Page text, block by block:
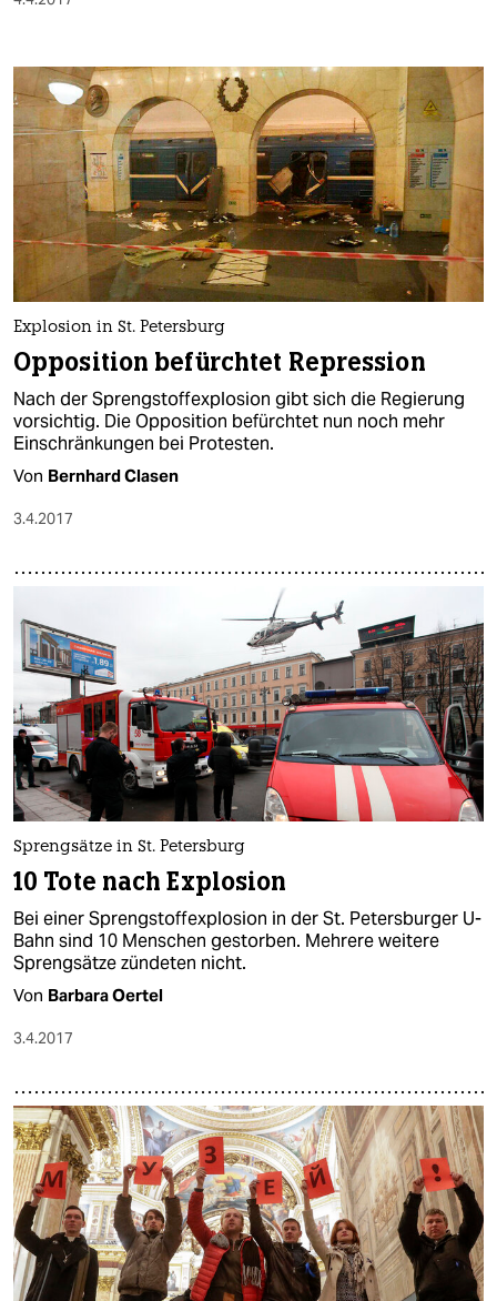
Explosion in St. Petersburg
Opposition befürchtet Repression
Nach der Sprengstoffexplosion gibt sich die Regierung
vorsichtig. Die Opposition befürchtet nun noch mehr
Einschränkungen bei Protesten.
Von Bernhard Clasen
3.4.2017
Sprengsätze in St. Petersburg
10 Tote nach Explosion
Bei einer Sprengstoffexplosion in der St. Petersburger U-
Bahn sind 10 Menschen gestorben. Mehrere weitere
Sprengsätze zündeten nicht.
Von Barbara Oertel
3.4.2017